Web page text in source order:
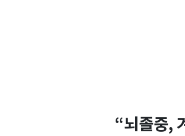
“뇌졸중,